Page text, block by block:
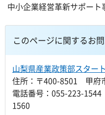
中小企業経営革新サポート
このページに関するお
山梨県産業政策部スター
住所：〒400-8501 甲府
電話番号：055-223-
1560